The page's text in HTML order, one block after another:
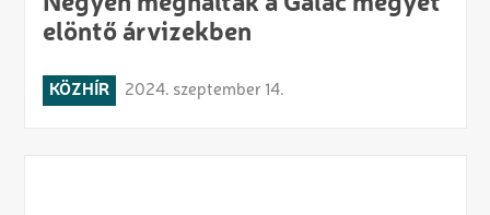
elöntő árvizekben
KÖZHÍR 2024. szeptember 14.